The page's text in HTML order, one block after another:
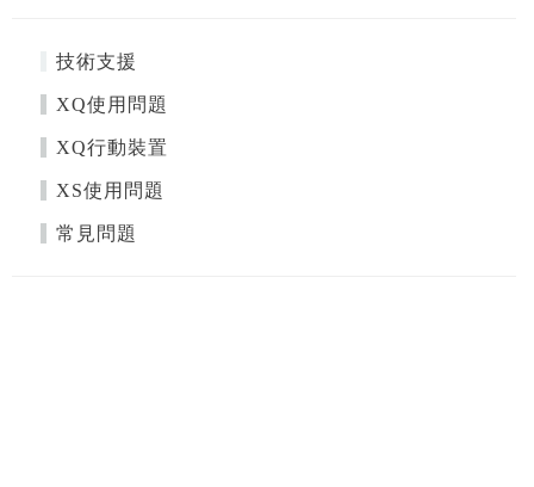
技術支援
XQ使用問題
XQ行動裝置
XS使用問題
常見問題